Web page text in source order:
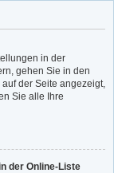
in der
gehen Sie in den
der Seite angezeigt,
Sie alle Ihre
der Online-Liste